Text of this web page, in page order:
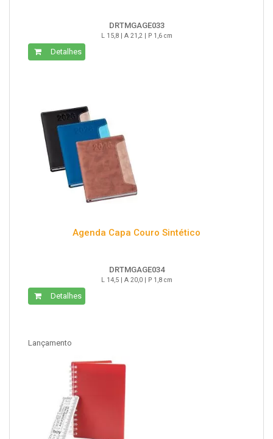
DRTMGAGE033
L 15,8 | A 21,2 | P 1,6 cm
Detalhes
Agenda Capa Couro Sintético
DRTMGAGE034
L 14,5 | A 20,0 | P 1,8 cm
Detalhes
Lançamento